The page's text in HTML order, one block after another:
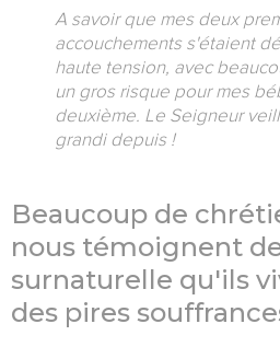
A savoir que mes deux
accouchements s'étaient
haute tension, avec
un gros risque pour mes
deuxième. Le Seigneur
grandi depuis !
Beaucoup de
nous témoignent
surnaturelle qu'ils
des pires